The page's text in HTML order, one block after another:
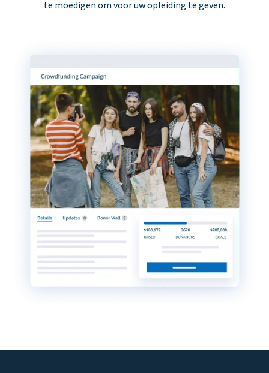
te moedigen om voor uw opleiding te geven.